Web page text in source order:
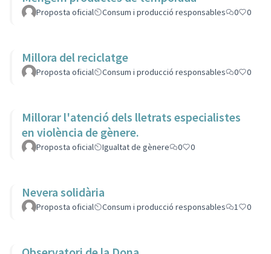
Proposta oficial Consum i producció responsables 0 0
Millora del reciclatge
Proposta oficial Consum i producció responsables 0 0
Millorar l'atenció dels lletrats especialistes
en violència de gènere.
Proposta oficial Igualtat de gènere 0 0
Nevera solidària
Proposta oficial Consum i producció responsables 1 0